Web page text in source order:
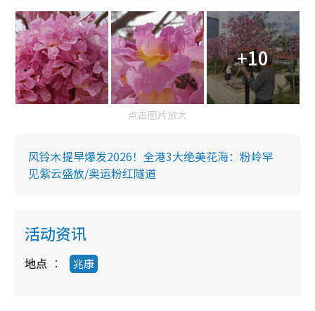
+10
点击图片放大
风铃木提早爆发2026！全港3大绝美花海：粉岭罕
见紫云盛放/奥运粉红隧道
活动资讯
地点 兆康